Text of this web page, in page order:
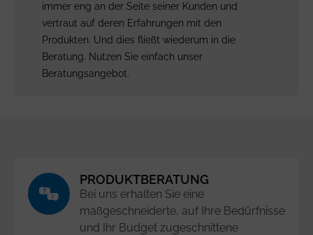
immer eng an der Seite seiner Kunden und
vertraut auf deren Erfahrungen mit den
Produkten. Und dies fließt wiederum in die
Beratung. Nutzen Sie einfach unser
Beratungsangebot.
PRODUKTBERATUNG
Bei uns erhalten Sie eine
maßgeschneiderte, auf Ihre Bedürfnisse
und Ihr Budget zugeschnittene